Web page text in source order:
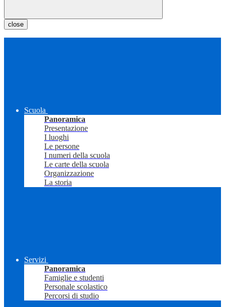
close
Scuola
Panoramica
Presentazione
I luoghi
Le persone
I numeri della scuola
Le carte della scuola
Organizzazione
La storia
Servizi
Panoramica
Famiglie e studenti
Personale scolastico
Percorsi di studio